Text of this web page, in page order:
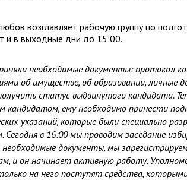
возглавляет рабочую группу по
и в выходные дни до 15:00.
необходимые документы: протокол
об имуществе, об образовании, личные
статус выдвинутого кандидата.
кандидатом, ему необходимо принести
указаний, которые были специально
в 16:00 мы проводим заседание
необходимые документы, мы
и он начинает активную работу.
на него поступят средства,